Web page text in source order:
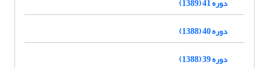
دوره 40 (1388)
دوره 39 (1388)